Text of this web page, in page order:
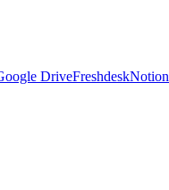
DriveFreshdeskNotion